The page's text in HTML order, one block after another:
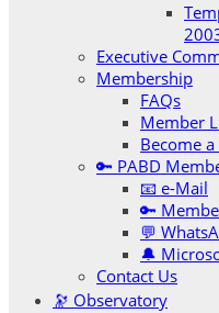
Executive
Membership
FAQs
Member
Become
🔑 PABD
📧 e-Mail
🔑
💬
🔔
Contact Us
🔭 Observatory